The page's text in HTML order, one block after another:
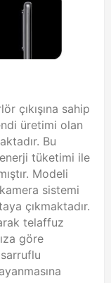
çıkışına sahip
üretimi olan
Bu
tüketimi ile
Modeli
sistemi
çıkmaktadır.
telaffuz
göre